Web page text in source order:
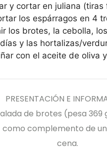
y cortar en juliana (tiras
los espárragos en 4
los brotes, la cebolla,
y las hortalizas/
con el aceite de oliva
PRESENTACIÓN E
de brotes (pesa 369
complemento de
cena.